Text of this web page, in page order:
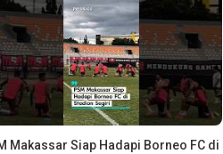
Makassar Siap Hadapi Borneo FC di